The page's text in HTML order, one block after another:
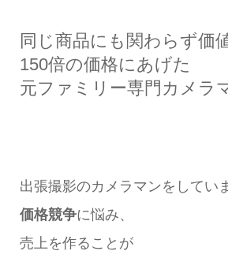
同じ商品にも関わらず価
150倍の価格にあげた
元ファミリー専門カメラ
出張撮影のカメラマンをしてい
価格競争に悩み、
売上を作ることが